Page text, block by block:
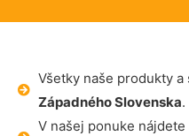
Všetky naše produkty
Západného Slovenska.
V našej ponuke